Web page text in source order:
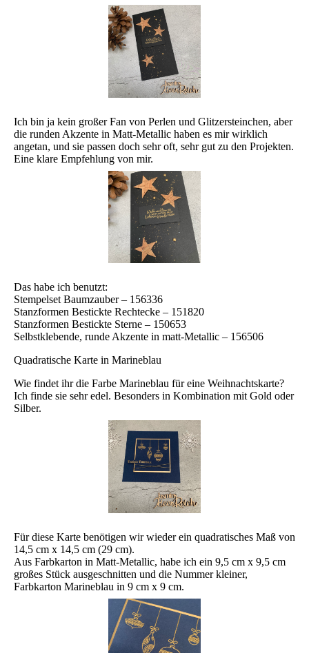
Ich bin ja kein großer Fan von Perlen und Glitzersteinchen, aber
die runden Akzente in Matt-Metallic haben es mir wirklich
angetan, und sie passen doch sehr oft, sehr gut zu den Projekten.
Eine klare Empfehlung von mir.
Das habe ich benutzt:
Stempelset Baumzauber – 156336
Stanzformen Bestickte Rechtecke – 151820
Stanzformen Bestickte Sterne – 150653
Selbstklebende, runde Akzente in matt-Metallic – 156506
Quadratische Karte in Marineblau
Wie findet ihr die Farbe Marineblau für eine Weihnachtskarte?
Ich finde sie sehr edel. Besonders in Kombination mit Gold oder
Silber.
Für diese Karte benötigen wir wieder ein quadratisches Maß von
14,5 cm x 14,5 cm (29 cm).
Aus Farbkarton in Matt-Metallic, habe ich ein 9,5 cm x 9,5 cm
großes Stück ausgeschnitten und die Nummer kleiner,
Farbkarton Marineblau in 9 cm x 9 cm.